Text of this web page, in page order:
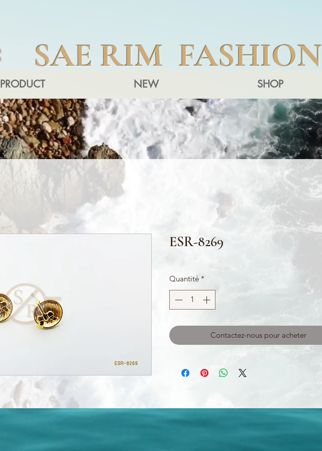
SAE RIM FASHION
PRODUCT NEW SHOP
ESR-8269
Quantité *
Contactez-nous pour acheter